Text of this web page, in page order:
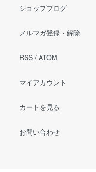
ショップブログ
メルマガ登録・解除
RSS / ATOM
マイアカウント
カートを見る
お問い合わせ